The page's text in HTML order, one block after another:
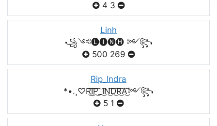
4 3
Linh
꧁༺🅛🅘🅝🅗 ༻꧂
500 269
Rip_Indra
*•.¸♡R͜͡I͜͡P͜͡_I͜͡N͜͡D͜͡R͜͡A͜͡༻꧂
5 1